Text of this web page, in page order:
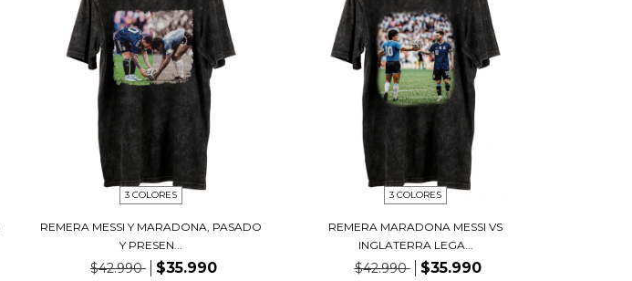
3 COLORES
REMERA MESSI Y MARADONA, PASADO
Y PRESEN...
$42.990 $35.990
3 COLORES
REMERA MARADONA MESSI VS
INGLATERRA LEGA...
$42.990 $35.990